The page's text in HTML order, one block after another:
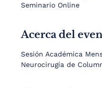
Seminario Online
Acerca del
Sesión Académica
Neurocirugía de